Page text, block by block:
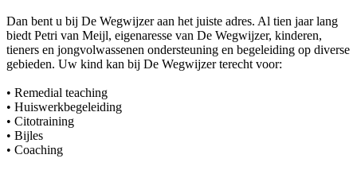
Dan bent u bij De Wegwijzer aan het juiste adres. Al tien jaar lang
biedt Petri van Meijl, eigenaresse van De Wegwijzer, kinderen,
tieners en jongvolwassenen ondersteuning en begeleiding op diverse
gebieden. Uw kind kan bij De Wegwijzer terecht voor:
• Remedial teaching
• Huiswerkbegeleiding
• Citotraining
• Bijles
• Coaching